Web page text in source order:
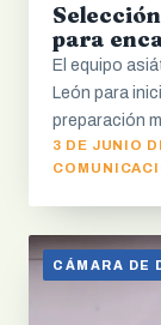
para
El equipo
León para
preparación
3 DE JUNIO
CÁMARA DE